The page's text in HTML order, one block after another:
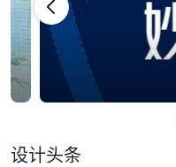
设计头条